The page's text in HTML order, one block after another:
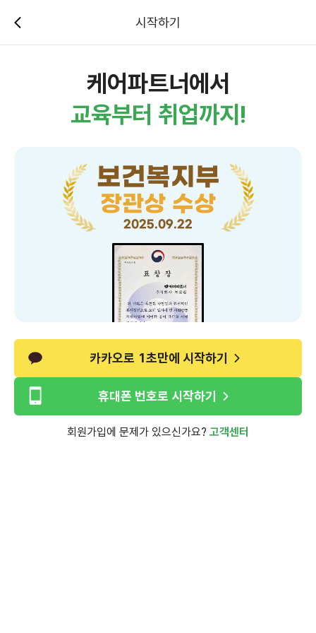
시작하기
케어파트너에서
교육부터 취업까지!
보건복지부
장관상 수상
2025.09.22
카카오로 1초만에 시작하기
휴대폰 번호로 시작하기
회원가입에 문제가 있으신가요? 고객센터